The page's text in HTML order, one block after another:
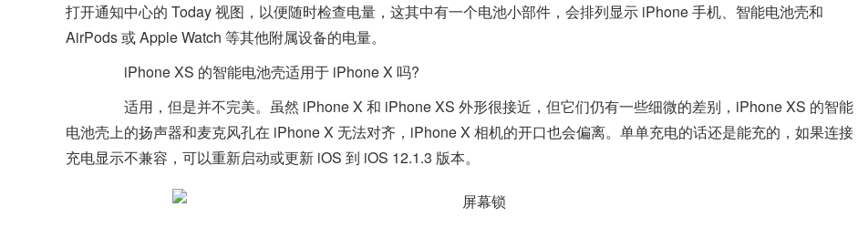
打开通知中心的 Today 视图，以便随时检查电量，这其中有一个电池小部件，会排列显示 iPhone 手机、智能电池壳和
AirPods 或 Apple Watch 等其他附属设备的电量。
iPhone XS 的智能电池壳适用于 iPhone X 吗?
适用，但是并不完美。虽然 iPhone X 和 iPhone XS 外形很接近，但它们仍有一些细微的差别，iPhone XS 的智能
电池壳上的扬声器和麦克风孔在 iPhone X 无法对齐，iPhone X 相机的开口也会偏离。单单充电的话还是能充的，如果连接
充电显示不兼容，可以重新启动或更新 iOS 到 iOS 12.1.3 版本。